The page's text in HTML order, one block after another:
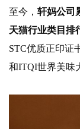
至今， 轩妈公司
天猫行业类目排
STC优质正印证
和ITQI世界美味